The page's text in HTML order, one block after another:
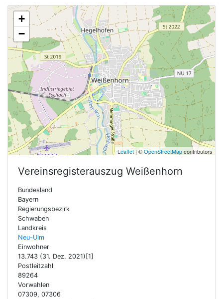
+
−
Leaflet| ©OpenStreetMapcontributors
Vereinsregisterauszug Weißenhorn
Bundesland
Bayern
Regierungsbezirk
Schwaben
Landkreis
Neu-Ulm
Einwohner
13.743 (31. Dez. 2021)[1]
Postleitzahl
89264
Vorwahlen
07309, 07306